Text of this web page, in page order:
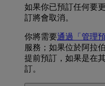
如果你已預訂任何要
訂將會取消。
你將需要通過「管理預
服務；如果位於阿拉
提前預訂，如果是在
訂。